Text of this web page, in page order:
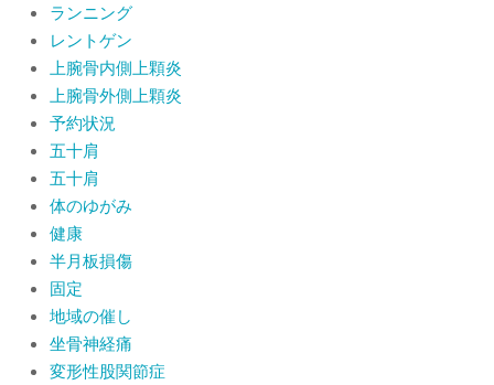
ランニング
レントゲン
上腕骨内側上顆炎
上腕骨外側上顆炎
予約状況
五十肩
五十肩
体のゆがみ
健康
半月板損傷
固定
地域の催し
坐骨神経痛
変形性股関節症